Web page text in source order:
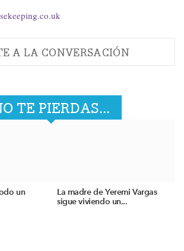
A LA CONVERSACIÓN
TE PIERDAS...
un
La madre de Yeremi Vargas
sigue viviendo un...